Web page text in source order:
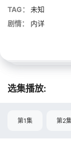
TAG：
未知
剧情：
内详
选集播放:
第1集 第2